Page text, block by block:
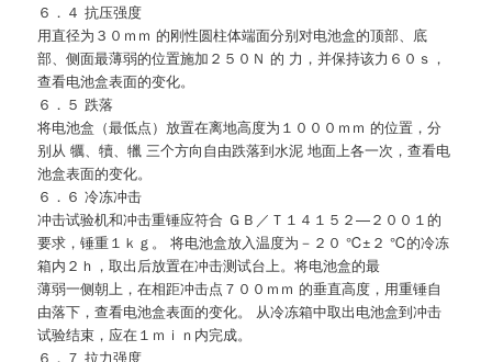
６．４ 抗压强度
用直径为３０ｍｍ 的刚性圆柱体端面分别对电池盒的顶部、底
部、侧面最薄弱的位置施加２５０Ｎ 的 力，并保持该力６０ｓ，
查看电池盒表面的变化。
６．５ 跌落
将电池盒（最低点）放置在离地高度为１０００ｍｍ 的位置，分
别从 犡、犢、犣 三个方向自由跌落到水泥 地面上各一次，查看电
池盒表面的变化。
６．６ 冷冻冲击
冲击试验机和冲击重锤应符合 ＧＢ／Ｔ１４１５２—２００１的
要求，锤重１ｋｇ。 将电池盒放入温度为－２０ ℃±２ ℃的冷冻
箱内２ｈ，取出后放置在冲击测试台上。将电池盒的最
薄弱一侧朝上，在相距冲击点７００ｍｍ 的垂直高度，用重锤自
由落下，查看电池盒表面的变化。 从冷冻箱中取出电池盒到冲击
试验结束，应在１ｍｉｎ内完成。
６．７ 拉力强度